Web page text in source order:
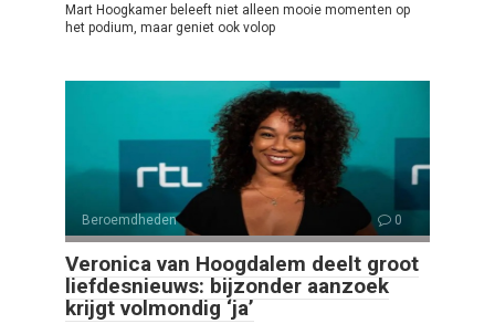
Mart Hoogkamer beleeft niet alleen mooie momenten op
het podium, maar geniet ook volop
Beroemdheden 0
Veronica van Hoogdalem deelt groot
liefdesnieuws: bijzonder aanzoek
krijgt volmondig ‘ja’